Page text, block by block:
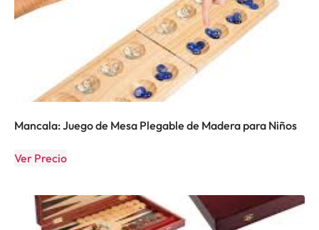
Mancala: Juego de Mesa Plegable de Madera para Niños
Ver Precio